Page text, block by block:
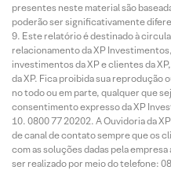
presentes neste material são
poderão ser significativamente
Este relatório é destinado à
relacionamento da XP
investimentos da XP e clientes da
da XP. Fica proibida sua reprodução
no todo ou em parte, qualquer que
consentimento expresso da XP
0800 77 20202. A Ouvidoria da
de canal de contato sempre que os
com as soluções dadas pela
ser realizado por meio do telefone: